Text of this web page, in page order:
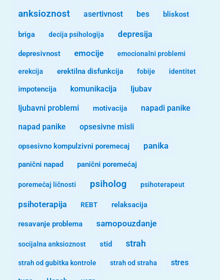
anksioznost asertivnost bes bliskost
briga decija psihologija depresija
depresivnost emocije emocionalni problemi
erekcija erektilna disfunkcija fobije identitet
impotencija komunikacija ljubav
ljubavni problemi motivacija napadi panike
napad panike opsesivne misli
opsesivno kompulzivni poremecaj panika
panični napad panični poremećaj
poremećaj ličnosti psiholog psihoterapeut
psihoterapija REBT relaksacija
resavanje problema samopouzdanje
socijalna anksioznost stid strah
strah od gubitka kontrole strah od straha stres